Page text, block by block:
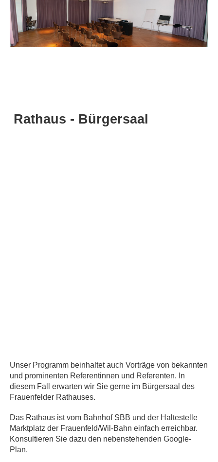
Rathaus - Bürgersaal
Unser Programm beinhaltet auch Vorträge von bekannten
und prominenten Referentinnen und Referenten. In
diesem Fall erwarten wir Sie gerne im Bürgersaal des
Frauenfelder Rathauses.
Das Rathaus ist vom Bahnhof SBB und der Haltestelle
Marktplatz der Frauenfeld/Wil-Bahn einfach erreichbar.
Konsultieren Sie dazu den nebenstehenden Google-
Plan.